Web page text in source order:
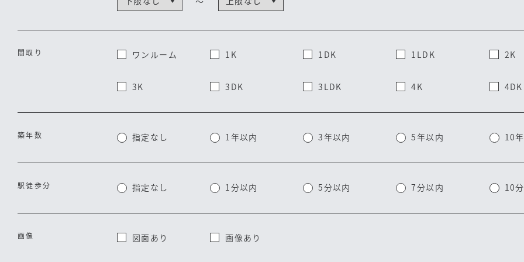
売りたい
サービス
間取り ワンルーム 1K 1DK 1LDK 2K
3K 3DK 3LDK 4K 4DK
築年数 指定なし 1年以内 3年以内 5年以内 10
駅徒歩分 指定なし 1分以内 5分以内 7分以内 10
画像 図面あり 画像あり